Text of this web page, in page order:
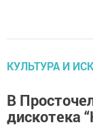
КУЛЬТУРА И
В
дискотека